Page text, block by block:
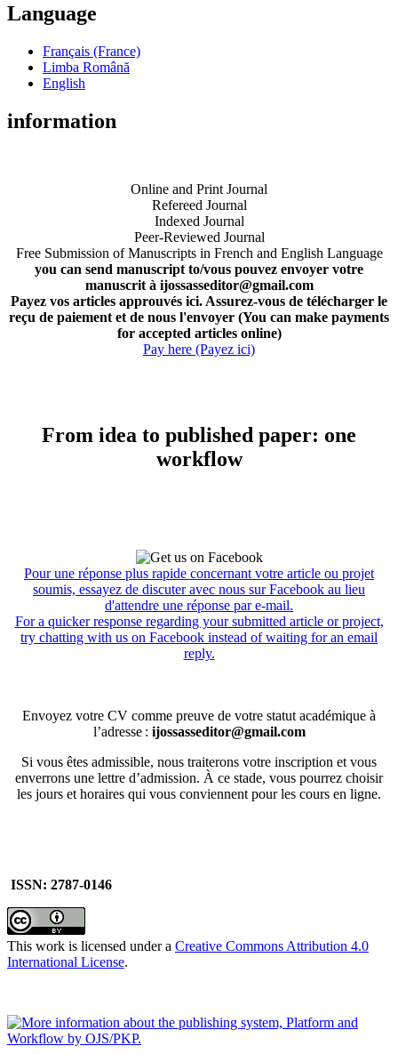
Language
Français (France)
Limba Română
English
information
Online and Print Journal
Refereed Journal
Indexed Journal
Peer-Reviewed Journal
Free Submission of Manuscripts in French and English Language
you can send manuscript to/vous pouvez envoyer votre
manuscrit à ijossasseditor@gmail.com
Payez vos articles approuvés ici. Assurez-vous de télécharger le
reçu de paiement et de nous l'envoyer (You can make payments
for accepted articles online)
Pay here (Payez ici)
From idea to published paper: one
workflow
Pour une réponse plus rapide concernant votre article ou projet
soumis, essayez de discuter avec nous sur Facebook au lieu
d'attendre une réponse par e-mail.
For a quicker response regarding your submitted article or project,
try chatting with us on Facebook instead of waiting for an email
reply.
Envoyez votre CV comme preuve de votre statut académique à
l’adresse : ijossasseditor@gmail.com
Si vous êtes admissible, nous traiterons votre inscription et vous
enverrons une lettre d’admission. À ce stade, vous pourrez choisir
les jours et horaires qui vous conviennent pour les cours en ligne.
ISSN: 2787-0146
This work is licensed under a Creative Commons Attribution 4.0
International License.